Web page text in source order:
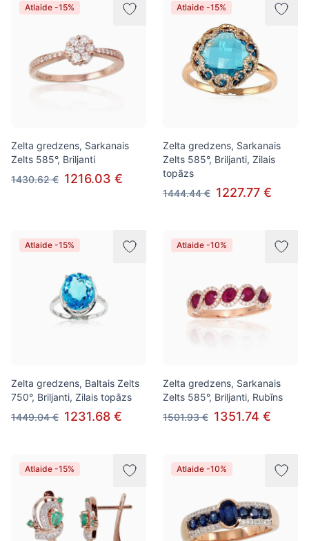
Atlaide -15%
Zelta gredzens, Sarkanais
Zelts 585°, Briljanti
1430.62 € 1216.03 €
Atlaide -15%
Zelta gredzens, Sarkanais
Zelts 585°, Briljanti, Zilais
topāzs
1444.44 € 1227.77 €
Atlaide -15%
Zelta gredzens, Baltais Zelts
750°, Briljanti, Zilais topāzs
1449.04 € 1231.68 €
Atlaide -10%
Zelta gredzens, Sarkanais
Zelts 585°, Briljanti, Rubīns
1501.93 € 1351.74 €
Atlaide -15% Atlaide -10%